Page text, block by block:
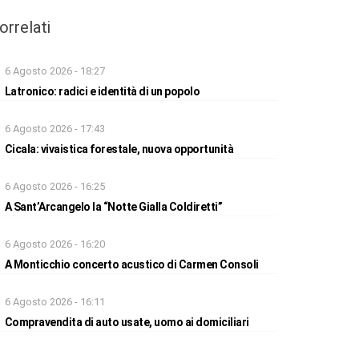
6 Agosto 2026 - 18:27
Latronico: radici e identità di un popolo
6 Agosto 2026 - 17:43
Cicala: vivaistica forestale, nuova opportunità
6 Agosto 2026 - 16:25
A Sant’Arcangelo la “Notte Gialla Coldiretti”
6 Agosto 2026 - 16:20
A Monticchio concerto acustico di Carmen Consoli
6 Agosto 2026 - 16:11
Compravendita di auto usate, uomo ai domiciliari